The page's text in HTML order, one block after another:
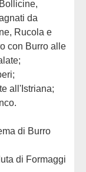
da
Rucola e
con Burro alle
all'Istriana;
di Burro
di Formaggi